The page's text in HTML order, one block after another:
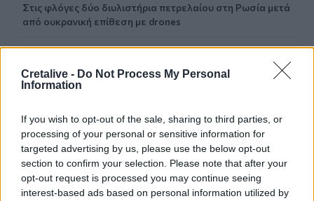
Cretalive - Do Not Process My Personal
Information
If you wish to opt-out of the sale, sharing to third parties, or
processing of your personal or sensitive information for
targeted advertising by us, please use the below opt-out
section to confirm your selection. Please note that after your
opt-out request is processed you may continue seeing
interest-based ads based on personal information utilized by
Στις φλόγες δύο διυλιστήρια πετρελαίου στη Ρωσία μετά
από ουκρανική επίθεση με drones
Οι «αγκαζαρισμένες» ξαπλώστρες στις παραλίες
8η Γιορτή Μπανάνας
12:14
Συνεδρίασε η Επιτροπή Εκτίμησης Κινδύνου λόγω των
υψηλών θερμοκρασιών και της ενίσχυσης των ανέμων